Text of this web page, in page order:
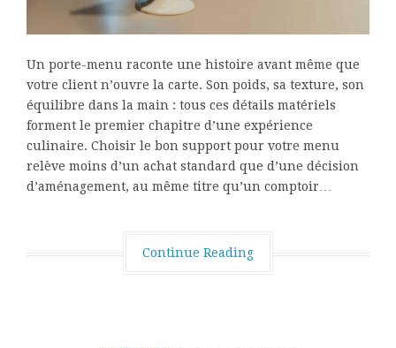
Un porte-menu raconte une histoire avant même que
votre client n’ouvre la carte. Son poids, sa texture, son
équilibre dans la main : tous ces détails matériels
forment le premier chapitre d’une expérience
culinaire. Choisir le bon support pour votre menu
relève moins d’un achat standard que d’une décision
d’aménagement, au même titre qu’un comptoir…
Continue Reading